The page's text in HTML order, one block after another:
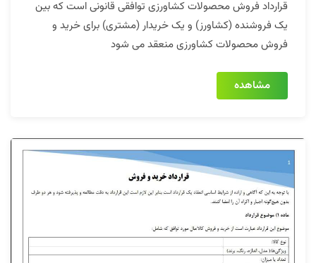
قرارداد فروش محصولات کشاورزی توافقی قانونی است که بین
یک فروشنده (کشاورز) و یک خریدار (مشتری) برای خرید و
فروش محصولات کشاورزی منعقد می شود
مشاهده